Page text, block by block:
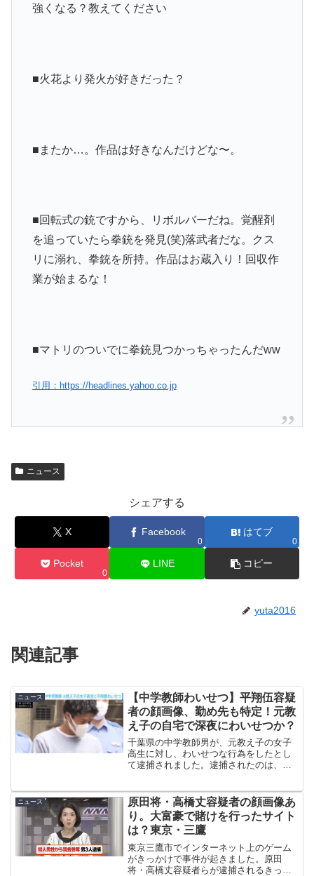
強くなる？教えてください
■火花より発火が好きだった？
■ またか…。作品は好きなんだけどな〜。
■回転式の銃ですから、リボルバーだね。覚醒剤
を追っていたら拳銃を発見(笑)落武者だな。クス
リに溺れ、拳銃を所持。作品はお蔵入り！回収作
業が始まるな！
■マトリのついでに拳銃見つかっちゃったんだww
引用：https://headlines.yahoo.co.jp
ニュース
シェアする
X Facebook
0
はてブ
0
Pocket
0
LINE コピー
yuta2016
関連記事
ニュース
【中学教師わいせつ】平翔伍容疑
者の顔画像、勤め先も特定！元教
え子の自宅で深夜にわいせつか？
千葉県の中学教師男が、元教え子の女子
高生に対し、わいせつな行為をしたとし
て逮捕されました。逮捕されたのは、松
ていると言うことです。平容疑者の顔画
像を入手！なぜ元教...
ニュース
原田将・高橋丈容疑者の顔画像あ
り。大富豪で賭けを行ったサイト
は？東京・三鷹
東京三鷹市でインターネット上のゲーム
がきっかけで事件が起きました。原田
将・高橋丈容疑者らが逮捕されるきっか